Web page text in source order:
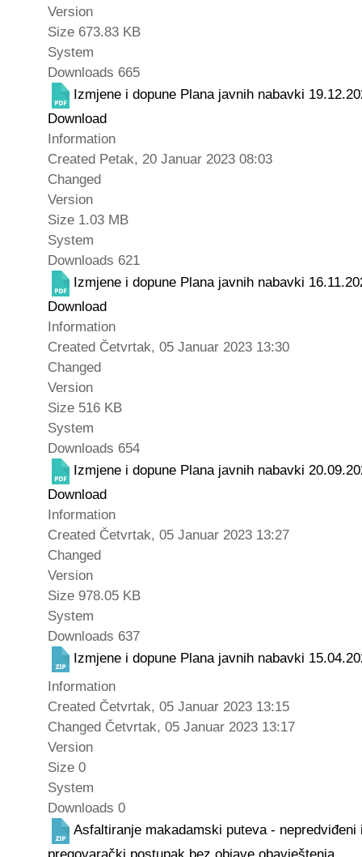
Version
Size 673.83 KB
System
Downloads 665
Izmjene i dopune Plana javnih nabavki
Download
Information
Created Petak, 20 Januar 2023 08:03
Changed
Version
Size 1.03 MB
System
Downloads 621
Izmjene i dopune Plana javnih nabavki
Download
Information
Created Četvrtak, 05 Januar 2023 13:30
Changed
Version
Size 516 KB
System
Downloads 654
Izmjene i dopune Plana javnih nabavki
Download
Information
Created Četvrtak, 05 Januar 2023 13:27
Changed
Version
Size 978.05 KB
System
Downloads 637
Izmjene i dopune Plana javnih nabavki
Information
Created Četvrtak, 05 Januar 2023 13:15
Changed Četvrtak, 05 Januar 2023 13:17
Version
Size 0
System
Downloads 0
Asfaltiranje makadamski puteva -
pregovarački postupak bez objave obavještenja